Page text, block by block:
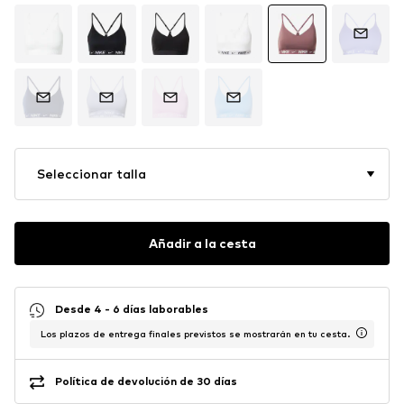
Seleccionar talla
Añadir a la cesta
Desde 4 - 6 días laborables
Los plazos de entrega finales previstos se mostrarán en tu cesta.
Política de devolución de 30 días